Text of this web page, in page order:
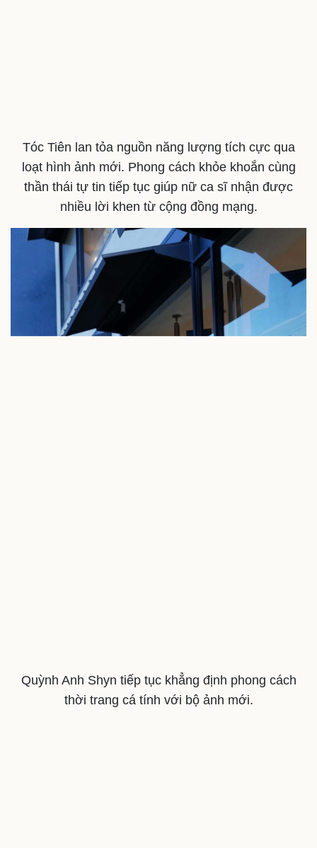
Sức khỏe
Dinh dưỡng - món ngon
Sản phụ khoa
Nam khoa
Làm đẹp - giảm cân
Phòng mạch online
Ăn sạch sống khỏe
Đời sống
Nhà đẹp
Blog
Tình yêu - Gia đình
Tóc Tiên lan tỏa nguồn năng lượng tích cực qua
loạt hình ảnh mới. Phong cách khỏe khoắn cùng
thần thái tự tin tiếp tục giúp nữ ca sĩ nhận được
nhiều lời khen từ cộng đồng mạng.
Quỳnh Anh Shyn tiếp tục khẳng định phong cách
thời trang cá tính với bộ ảnh mới.